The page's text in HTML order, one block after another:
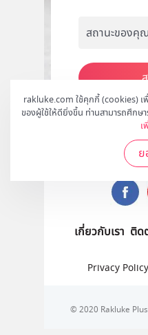
rakluke.com ใช้คุกกี้ (cookies)
ของผู้ใช้ให้ดียิ่งขึ้น ท่านสามารถศึกษา
เ
ติดต
เกี่ยวกับเรา ติด
Privacy Policy
© 2020 Rakluke Plus